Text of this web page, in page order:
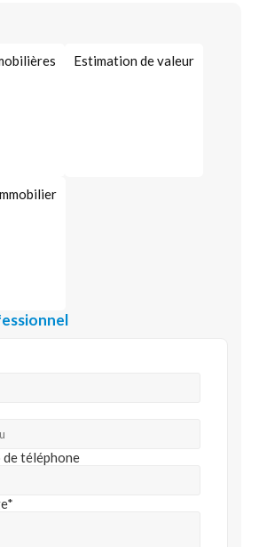
Estimation de valeur
téléphone